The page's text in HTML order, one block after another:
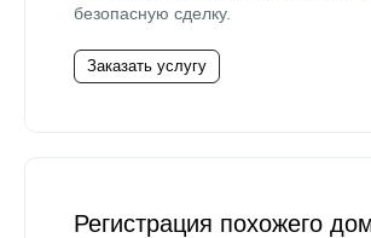
безопасную сделку.
Заказать услугу
Регистрация похожего